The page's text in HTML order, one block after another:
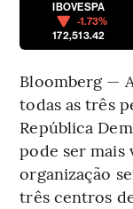
IBOVESPA
-1.73%
172,513.42
Bloomberg —
todas as três
República
pode ser
organização
três centros